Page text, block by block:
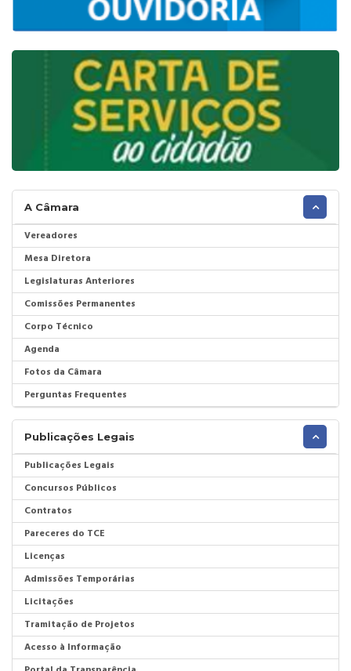
A Câmara
Vereadores
Mesa Diretora
Legislaturas Anteriores
Comissões Permanentes
Corpo Técnico
Agenda
Fotos da Câmara
Perguntas Frequentes
Publicações Legais
Publicações Legais
Concursos Públicos
Contratos
Pareceres do TCE
Licenças
Admissões Temporárias
Licitações
Tramitação de Projetos
Acesso à Informação